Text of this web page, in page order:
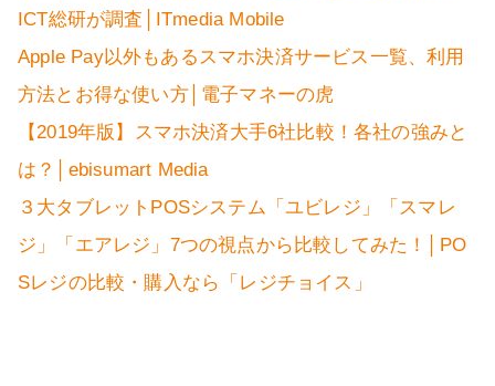
ICT総研が調査│ITmedia Mobile
Apple Pay以外もあるスマホ決済サービス一覧、利用
方法とお得な使い方│電子マネーの虎
【2019年版】スマホ決済大手6社比較！各社の強みと
は？│ebisumart Media
３大タブレットPOSシステム「ユビレジ」「スマレ
ジ」「エアレジ」7つの視点から比較してみた！│PO
Sレジの比較・購入なら「レジチョイス」